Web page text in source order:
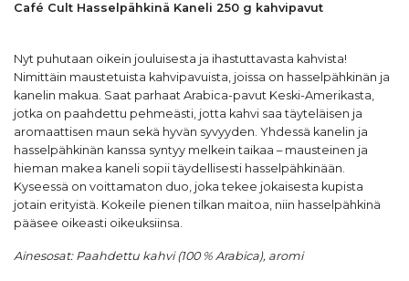
Café Cult Hasselpähkinä Kaneli 250 g kahvipavut
Nyt puhutaan oikein jouluisesta ja ihastuttavasta kahvista!
Nimittäin maustetuista kahvipavuista, joissa on hasselpähkinän ja
kanelin makua. Saat parhaat Arabica-pavut Keski-Amerikasta,
jotka on paahdettu pehmeästi, jotta kahvi saa täyteläisen ja
aromaattisen maun sekä hyvän syvyyden. Yhdessä kanelin ja
hasselpähkinän kanssa syntyy melkein taikaa – mausteinen ja
hieman makea kaneli sopii täydellisesti hasselpähkinään.
Kyseessä on voittamaton duo, joka tekee jokaisesta kupista
jotain erityistä. Kokeile pienen tilkan maitoa, niin hasselpähkinä
pääsee oikeasti oikeuksiinsa.
Ainesosat: Paahdettu kahvi (100 % Arabica), aromi